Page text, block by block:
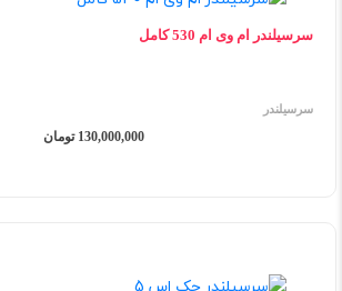
سرسیلندر ام وی ام 530 کامل
سرسیلندر
130,000,000 تومان